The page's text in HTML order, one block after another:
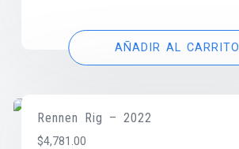
AÑADIR AL CARRITO
Rennen Rig – 2022
$4,781.00